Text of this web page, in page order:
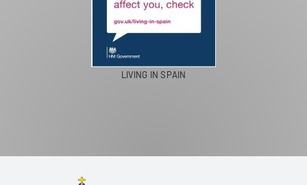
LIVING IN SPAIN